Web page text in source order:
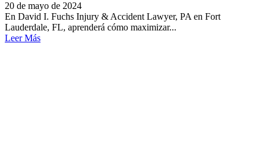
20 de mayo de 2024
En David I. Fuchs Injury & Accident Lawyer, PA en Fort
Lauderdale, FL, aprenderá cómo maximizar...
Leer Más